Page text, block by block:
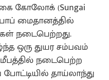
கோலோக் (Sungai
மைதானத்தில்
நடைபெற்றது.
ஒரு துயர சம்பவம்
நடைபெற்ற
தாய்லாந்து